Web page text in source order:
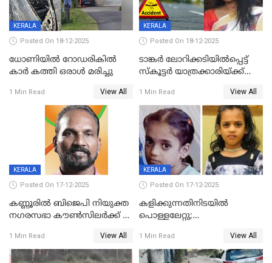
KERALA
Posted On 18-12-2025
ധോണിയിൽ റോഡരികിൽ
കാർ കത്തി ഒരാൾ മരിച്ചു
1 Min Read View All
KERALA
Posted On 18-12-2025
ടാങ്കർ ലോറിക്കടിയിൽപ്പെട്ട്
സ്കൂട്ടർ യാത്രക്കാരിയ്ക്ക്
കണ്ടോത്ത് ദേശീയ പാതയിൽ
1 Min Read View All
KERALA
Posted On 17-12-2025
കണ്ണൂരിൽ ബിജെപി നിയുക്ത
നഗരസഭാ കൗൺസിലർക്ക് 36
1 Min Read View All
KERALA
Posted On 17-12-2025
കളിക്കുന്നതിനിടയിൽ
പൊള്ളലേറ്റു;
ക്ലാസ് വിദ്യാർത്ഥിനി മരിച്ചു
1 Min Read View All